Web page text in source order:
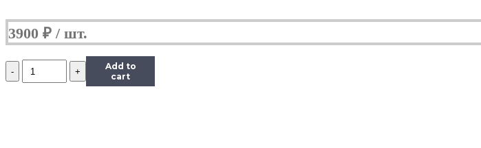
3900 ₽
Количество
Аккумулятор
Add to
cart